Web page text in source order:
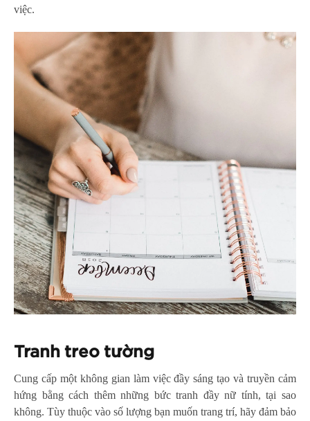
việc.
Tranh treo tường
Cung cấp một không gian làm việc đầy sáng tạo và truyền cảm
hứng bằng cách thêm những bức tranh đầy nữ tính, tại sao
không. Tùy thuộc vào số lượng bạn muốn trang trí, hãy đảm bảo